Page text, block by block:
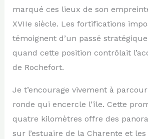
marqué ces lieux de son
XVIIe siècle. Les fortifications
témoignent d’un passé
quand cette position contrôlait
de Rochefort.
Je t’encourage vivement à
ronde qui encercle l’île. Cette
quatre kilomètres offre des
sur l’estuaire de la Charente et les